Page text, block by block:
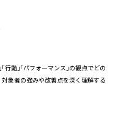
行動｣｢パフォーマンス｣の観点でどの
象者の強みや改善点を深く理解する